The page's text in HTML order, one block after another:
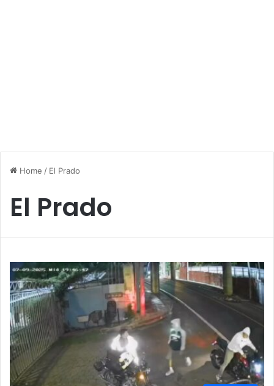
Home / El Prado
El Prado